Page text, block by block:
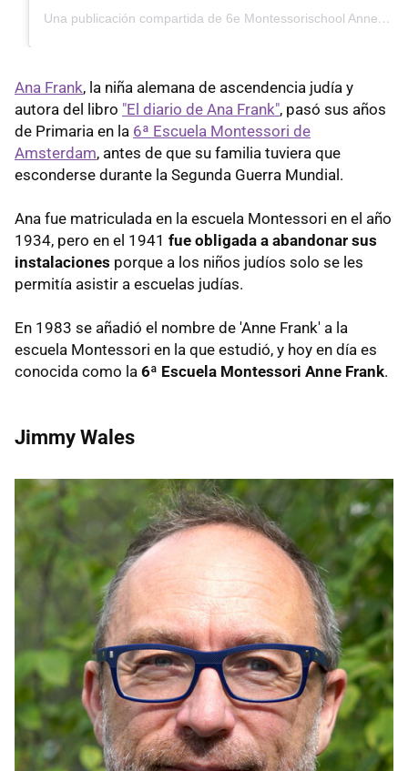
Una publicación compartida de 6e Montessorischool Anne Frank (@6emontessorischool_annefrank)
Ana Frank, la niña alemana de ascendencia judía y
autora del libro "El diario de Ana Frank", pasó sus años
de Primaria en la 6ª Escuela Montessori de
Amsterdam, antes de que su familia tuviera que
esconderse durante la Segunda Guerra Mundial.
Ana fue matriculada en la escuela Montessori en el año
1934, pero en el 1941 fue obligada a abandonar sus
instalaciones porque a los niños judíos solo se les
permitía asistir a escuelas judías.
En 1983 se añadió el nombre de 'Anne Frank' a la
escuela Montessori en la que estudió, y hoy en día es
conocida como la 6ª Escuela Montessori Anne Frank.
Jimmy Wales